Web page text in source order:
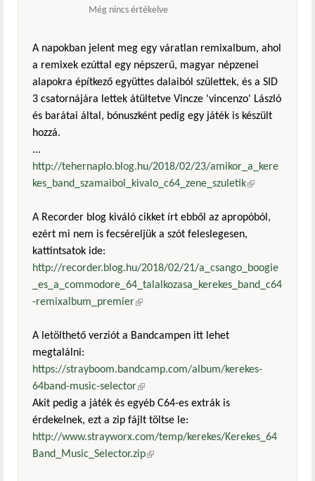
Még nincs értékelve
A napokban jelent meg egy váratlan remixalbum, ahol
a remixek ezúttal egy népszerű, magyar népzenei
alapokra építkező együttes dalaiból születtek, és a SID
3 csatornájára lettek átültetve Vincze 'vincenzo' László
és barátai által, bónuszként pedig egy játék is készült
hozzá.
...
http://tehernaplo.blog.hu/2018/02/23/amikor_a_kere
kes_band_szamaibol_kivalo_c64_zene_szuletik(külső
A Recorder blog kiváló cikket írt ebből az apropóból,
ezért mi nem is fecséreljük a szót feleslegesen,
kattintsatok ide:
http://recorder.blog.hu/2018/02/21/a_csango_boogie
_es_a_commodore_64_talalkozasa_kerekes_band_c64
-remixalbum_premier(külső hivatkozás)
A letölthető verziót a Bandcampen itt lehet
megtalálni:
https://strayboom.bandcamp.com/album/kerekes-
64band-music-selector(külső hivatkozás)
Akit pedig a játék és egyéb C64-es extrák is
érdekelnek, ezt a zip fájlt töltse le:
http://www.strayworx.com/temp/kerekes/Kerekes_64
Band_Music_Selector.zip(külső hivatkozás)